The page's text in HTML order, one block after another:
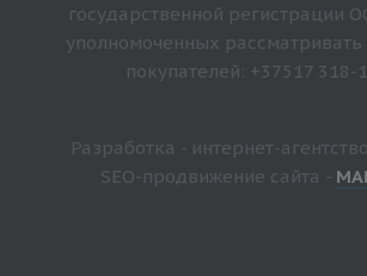
государственной регистрации
уполномоченных
покупателей: +37517 318-
Разработка - интернет-
SEO-продвижение сайта -